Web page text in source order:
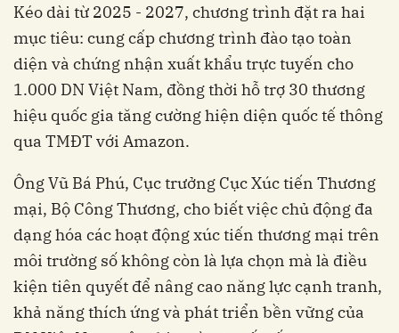
Kéo dài từ 2025 - 2027, chương trình đặt ra hai
mục tiêu: cung cấp chương trình đào tạo toàn
diện và chứng nhận xuất khẩu trực tuyến cho
1.000 DN Việt Nam, đồng thời hỗ trợ 30 thương
hiệu quốc gia tăng cường hiện diện quốc tế thông
qua TMĐT với Amazon.
Ông Vũ Bá Phú, Cục trưởng Cục Xúc tiến Thương
mại, Bộ Công Thương, cho biết việc chủ động đa
dạng hóa các hoạt động xúc tiến thương mại trên
môi trường số không còn là lựa chọn mà là điều
kiện tiên quyết để nâng cao năng lực cạnh tranh,
khả năng thích ứng và phát triển bền vững của